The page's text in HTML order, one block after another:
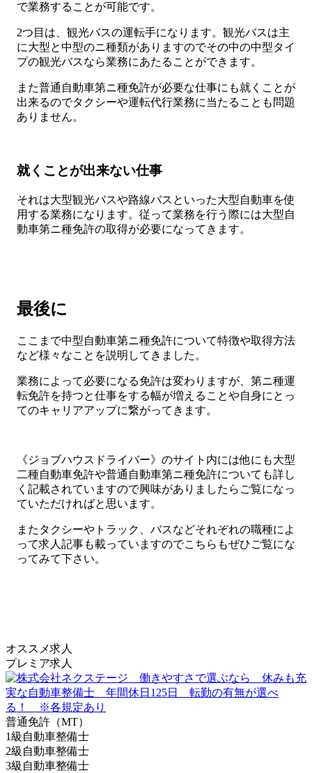
で業務することが可能です。
2つ目は、観光バスの運転手になります。観光バスは主
に大型と中型のニ種類がありますのでその中の中型タイ
プの観光バスなら業務にあたることができます。
また普通自動車第ニ種免許が必要な仕事にも就くことが
出来るのでタクシーや運転代行業務に当たることも問題
ありません。
就くことが出来ない仕事
それは大型観光バスや路線バスといった大型自動車を使
用する業務になります。従って業務を行う際には大型自
動車第ニ種免許の取得が必要になってきます。
最後に
ここまで中型自動車第ニ種免許について特徴や取得方法
など様々なことを説明してきました。
業務によって必要になる免許は変わりますが、第ニ種運
転免許を持つと仕事をする幅が増えることや自身にとっ
てのキャリアアップに繋がってきます。
《ジョブハウスドライバー》のサイト内には他にも大型
二種自動車免許や普通自動車第ニ種免許についても詳し
く記載されていますので興味がありましたらご覧になっ
ていただければと思います。
またタクシーやトラック、バスなどそれぞれの職種によ
って求人記事も載っていますのでこちらもぜひご覧にな
ってみて下さい。
オススメ求人
プレミア求人
普通免許（MT）
1級自動車整備士
2級自動車整備士
3級自動車整備士